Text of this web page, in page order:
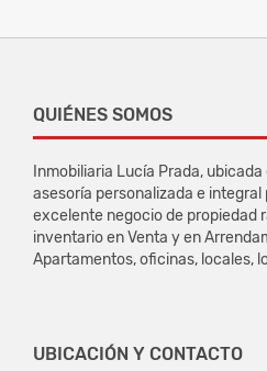
QUIÉNES SOMOS
Inmobiliaria Lucía Prada,
asesoría personalizada e integral
excelente negocio de propiedad
inventario en Venta y en
Apartamentos, oficinas, locales,
UBICACIÓN Y CONTACTO